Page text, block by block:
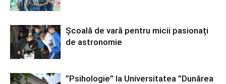
Școală de vară pentru micii pasionați
de astronomie
”Psihologie” la Universitatea ”Dunărea